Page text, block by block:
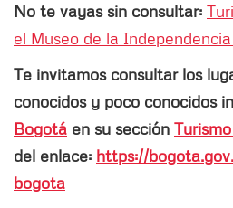
No te vayas sin consultar:
el Museo de la
Te invitamos consultar los
conocidos y poco conocidos
Bogotá en su sección
del enlace: https://
bogota